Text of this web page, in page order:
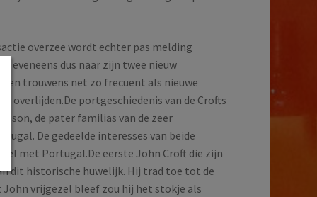
overzee wordt echter pas melding
eveneens dus naar zijn twee nieuw
trouwens net zo frecuent als nieuwe
overlijden.De portgeschiedenis van de Crofts
de pater familias van de zeer
De gedeelde interesses van beide
met Portugal.De eerste John Croft die zijn
dit historische huwelijk. Hij trad toe tot de
vrijgezel bleef zou hij het stokje als